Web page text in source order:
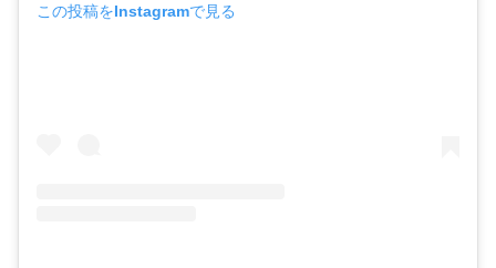
この投稿をInstagramで見る